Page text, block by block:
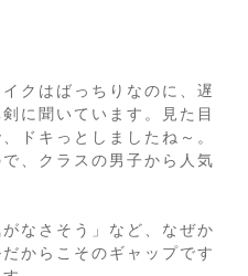
クはばっちりなのに、遅
に聞いています。見た目
ドキっとしましたね～。
、クラスの男子から人気
なさそう」など、なぜか
からこそのギャップです